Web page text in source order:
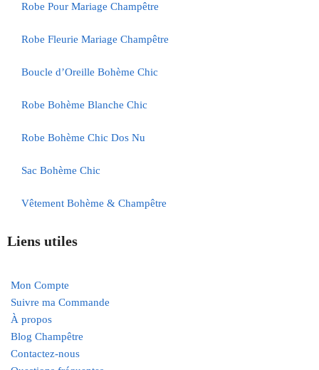
Robe Pour Mariage Champêtre
Robe Fleurie Mariage Champêtre
Boucle d’Oreille Bohème Chic
Robe Bohème Blanche Chic
Robe Bohème Chic Dos Nu
Sac Bohème Chic
Vêtement Bohème & Champêtre
Liens utiles
Mon Compte
Suivre ma Commande
À propos
Blog Champêtre
Contactez-nous